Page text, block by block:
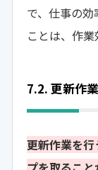
で、仕事の
ことは、作業
7.2. 更新作
更新作業を